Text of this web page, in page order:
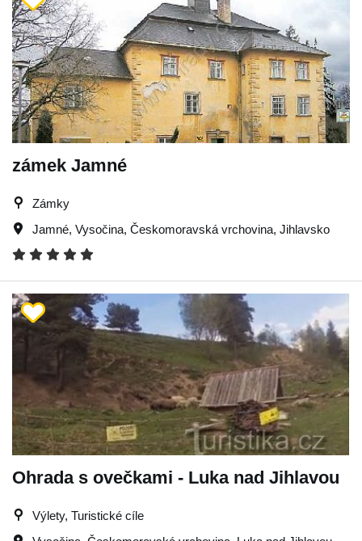
zámek Jamné
Zámky
Jamné, Vysočina, Českomoravská vrchovina, Jihlavsko
Ohrada s ovečkami - Luka nad Jihlavou
Výlety, Turistické cíle